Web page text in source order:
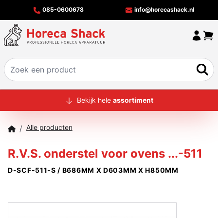
085-0600678 info@horecashack.nl
HOME
MERKEN
OFFERTECHECKER
Bekijk hele assortiment
/ Alle producten
R.V.S. onderstel voor ovens ...-511
D-SCF-511-S / B686MM X D603MM X H850MM